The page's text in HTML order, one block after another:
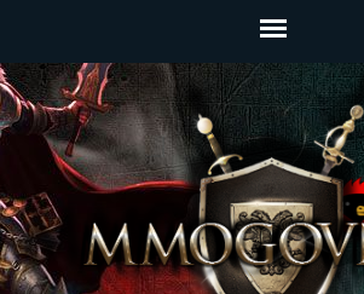
Главное
меню
Jump to navigation